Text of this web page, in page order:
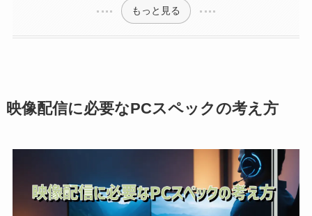
もっと見る
映像配信に必要なPCスペックの考え方